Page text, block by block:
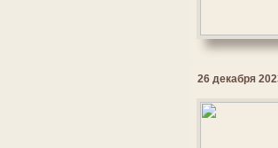
26 декабря